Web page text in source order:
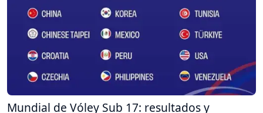
Mundial de Vóley Sub 17: resultados y